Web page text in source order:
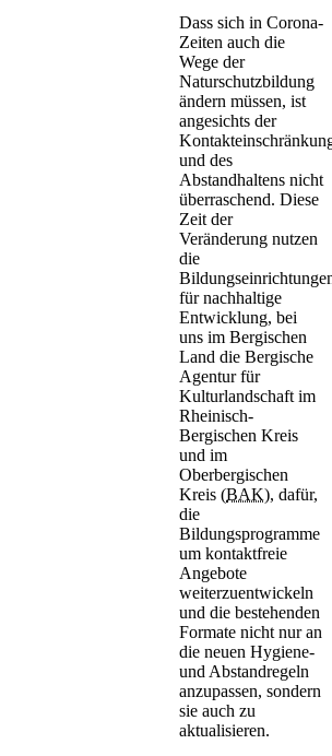
Dass sich in Corona-
Zeiten auch die
Wege der
Naturschutzbildung
ändern müssen, ist
angesichts der
und des
Abstandhaltens nicht
überraschend. Diese
Zeit der
Veränderung nutzen
die
für nachhaltige
Entwicklung, bei
uns im Bergischen
Land die Bergische
Agentur für
Kulturlandschaft im
Rheinisch-
Bergischen Kreis
und im
Oberbergischen
Kreis (BAK), dafür,
die
Bildungsprogramme
um kontaktfreie
Angebote
weiterzuentwickeln
und die bestehenden
Formate nicht nur an
die neuen Hygiene-
und Abstandregeln
anzupassen, sondern
sie auch zu
aktualisieren.